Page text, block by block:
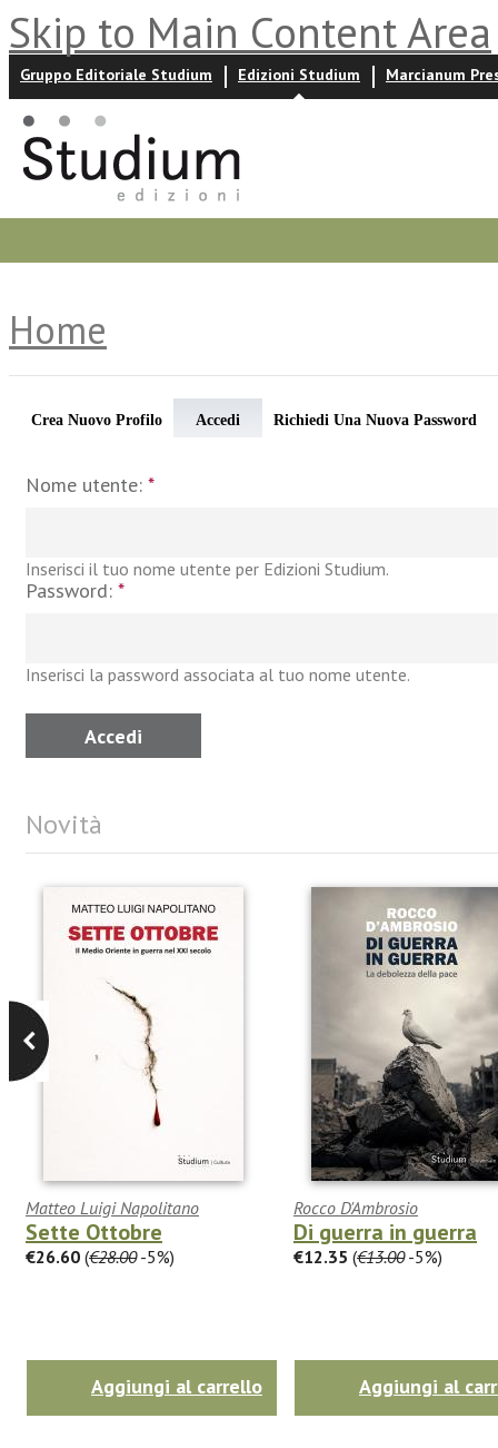
Skip to Main Content Area
Gruppo Editoriale Studium Edizioni Studium Marcianum
Home
Crea Nuovo Profilo Accedi Richiedi Una Nuova Password
Nome utente: *
Inserisci il tuo nome utente per Edizioni Studium.
Password: *
Inserisci la password associata al tuo nome utente.
Novità
Matteo Luigi Napolitano
Sette Ottobre
€26.60 (€28.00-5%)
Aggiungi al carrello
Rocco D'Ambrosio
Di guerra in guerra
€12.35 (€13.00-5%)
Aggiungi al